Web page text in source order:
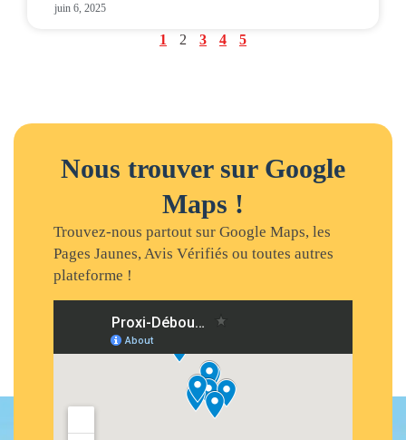
juin 6, 2025
1 2 3 4 5
Nous trouver sur Google
Maps !
Trouvez-nous partout sur Google Maps, les
Pages Jaunes, Avis Vérifiés ou toutes autres
plateforme !